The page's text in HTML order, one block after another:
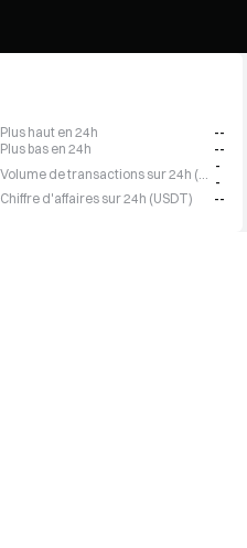
Plus haut en 24h
--
Plus bas en 24h
--
-
-
Chiffre d'affaires sur 24h (USDT)
--